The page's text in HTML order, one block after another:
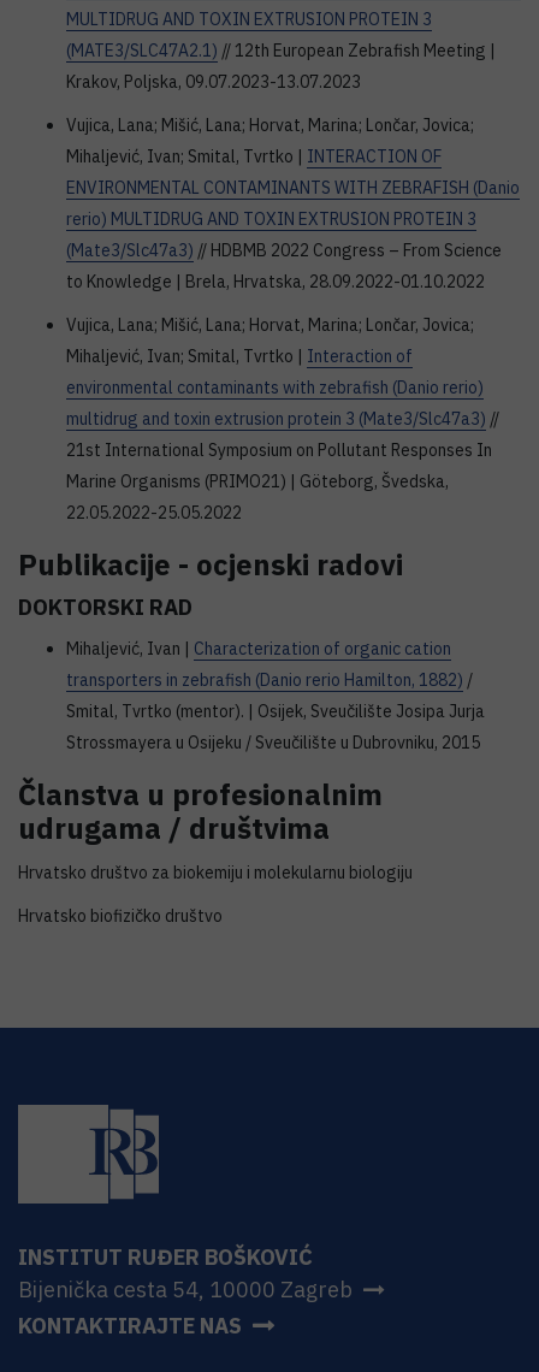
MULTIDRUG AND TOXIN EXTRUSION PROTEIN 3
(MATE3/SLC47A2.1) // 12th European Zebrafish Meeting |
Krakov, Poljska, 09.07.2023-13.07.2023
Vujica, Lana; Mišić, Lana; Horvat, Marina; Lončar, Jovica;
Mihaljević, Ivan; Smital, Tvrtko | INTERACTION OF
ENVIRONMENTAL CONTAMINANTS WITH ZEBRAFISH (Danio
rerio) MULTIDRUG AND TOXIN EXTRUSION PROTEIN 3
(Mate3/Slc47a3) // HDBMB 2022 Congress – From Science
to Knowledge | Brela, Hrvatska, 28.09.2022-01.10.2022
Vujica, Lana; Mišić, Lana; Horvat, Marina; Lončar, Jovica;
Mihaljević, Ivan; Smital, Tvrtko | Interaction of
environmental contaminants with zebrafish (Danio rerio)
multidrug and toxin extrusion protein 3 (Mate3/Slc47a3) //
21st International Symposium on Pollutant Responses In
Marine Organisms (PRIMO21) | Göteborg, Švedska,
22.05.2022-25.05.2022
Publikacije - ocjenski radovi
DOKTORSKI RAD
Mihaljević, Ivan | Characterization of organic cation
transporters in zebrafish (Danio rerio Hamilton, 1882) /
Smital, Tvrtko (mentor). | Osijek, Sveučilište Josipa Jurja
Strossmayera u Osijeku / Sveučilište u Dubrovniku, 2015
Članstva u profesionalnim
udrugama / društvima
Hrvatsko društvo za biokemiju i molekularnu biologiju
Hrvatsko biofizičko društvo
INSTITUT RUĐER BOŠKOVIĆ
Bijenička cesta 54, 10000 Zagreb
KONTAKTIRAJTE NAS